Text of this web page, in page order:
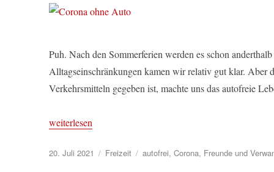
Puh. Nach den Sommerferien werden es schon
Alltagseinschränkungen kamen wir relativ gut klar. Aber
Verkehrsmitteln gegeben ist, machte uns das autofreie
„Corona ohne Auto“
weiterlesen
Veröffentlicht
20. Juli 2021 Kategorien
Freizeit Schlagwörter
autofrei,Corona, Freunde und